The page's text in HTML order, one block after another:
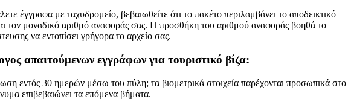
έγγραφα με ταχυδρομείο, βεβαιωθείτε ότι το πακέτο περιλαμβάνει το αποδεικτικό
τον μοναδικό αριθμό αναφοράς σας. Η προσθήκη του αριθμού αναφοράς βοηθά το
να εντοπίσει γρήγορα το αρχείο σας.
απαιτούμενων εγγράφων για τουριστικό βίζα:
εντός 30 ημερών μέσω του πύλη; τα βιομετρικά στοιχεία παρέχονται προσωπικά στο
επιβεβαιώνει τα επόμενα βήματα.